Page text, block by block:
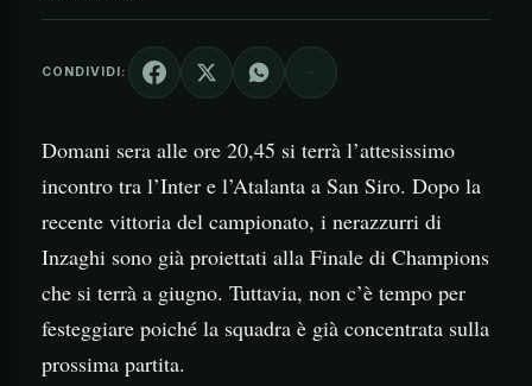
CONDIVIDI:
Domani sera alle ore 20,45 si terrà l’attesissimo
incontro tra l’Inter e l’Atalanta a San Siro. Dopo la
recente vittoria del campionato, i nerazzurri di
Inzaghi sono già proiettati alla Finale di Champions
che si terrà a giugno. Tuttavia, non c’è tempo per
festeggiare poiché la squadra è già concentrata sulla
prossima partita.